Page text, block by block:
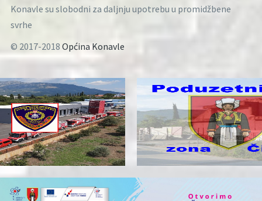
Konavle su slobodni za daljnju upotrebu u promidžbene
svrhe
© 2017-2018 Općina Konavle